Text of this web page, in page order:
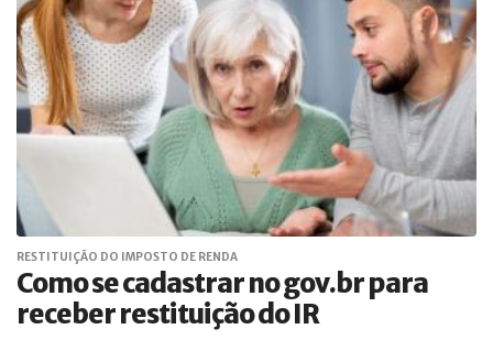
RESTITUIÇÃO DO IMPOSTO DE RENDA
Como se cadastrar no gov.br para
receber restituição do IR